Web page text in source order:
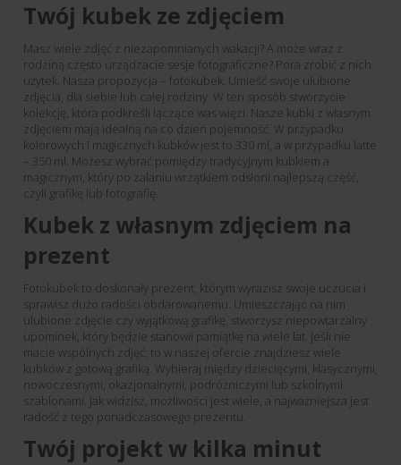
Twój kubek ze zdjęciem
Masz wiele zdjęć z niezapomnianych wakacji? A może wraz z
rodziną często urządzacie sesje fotograficzne? Pora zrobić z nich
użytek. Nasza propozycja – fotokubek. Umieść swoje ulubione
zdjęcia, dla siebie lub całej rodziny. W ten sposób stworzycie
kolekcję, która podkreśli łączące was więzi. Nasze kubki z własnym
zdjęciem mają idealną na co dzień pojemność. W przypadku
kolorowych i magicznych kubków jest to 330 ml, a w przypadku latte
– 350 ml. Możesz wybrać pomiędzy tradycyjnym kubkiem a
magicznym, który po zalaniu wrzątkiem odsłoni najlepszą część,
czyli grafikę lub fotografię.
Kubek z własnym zdjęciem na
prezent
Fotokubek to doskonały prezent, którym wyrazisz swoje uczucia i
sprawisz dużo radości obdarowanemu. Umieszczając na nim
ulubione zdjęcie czy wyjątkową grafikę, stworzysz niepowtarzalny
upominek, który będzie stanowił pamiątkę na wiele lat. Jeśli nie
macie wspólnych zdjęć, to w naszej ofercie znajdziesz wiele
kubków z gotową grafiką. Wybieraj między dziecięcymi, klasycznymi,
nowoczesnymi, okazjonalnymi, podróżniczymi lub szkolnymi
szablonami. Jak widzisz, możliwości jest wiele, a najważniejsza jest
radość z tego ponadczasowego prezentu.
Twój projekt w kilka minut